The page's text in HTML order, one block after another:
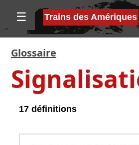
☰ Trains des Amériques
Glossaire
17 définitions